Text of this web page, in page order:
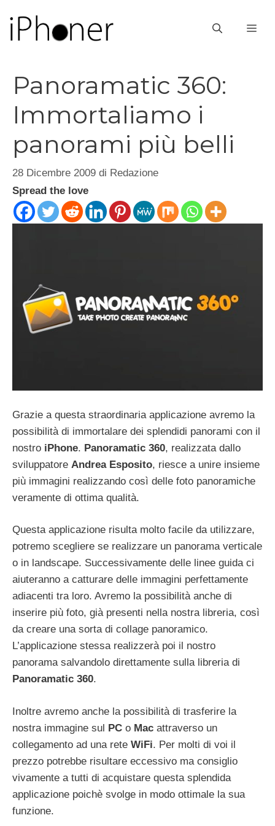
contenuto
Panoramatic 360:
Immortaliamo i
panorami più belli
28 Dicembre 2009 di Redazione
Spread the love
Grazie a questa straordinaria applicazione avremo la
possibilità di immortalare dei splendidi panorami con il
nostro iPhone. Panoramatic 360, realizzata dallo
sviluppatore Andrea Esposito, riesce a unire insieme
più immagini realizzando così delle foto panoramiche
veramente di ottima qualità.
Questa applicazione risulta molto facile da utilizzare,
potremo scegliere se realizzare un panorama verticale
o in landscape. Successivamente delle linee guida ci
aiuteranno a catturare delle immagini perfettamente
adiacenti tra loro. Avremo la possibilità anche di
inserire più foto, già presenti nella nostra libreria, così
da creare una sorta di collage panoramico.
L’applicazione stessa realizzerà poi il nostro
panorama salvandolo direttamente sulla libreria di
Panoramatic 360.
Inoltre avremo anche la possibilità di trasferire la
nostra immagine sul PC o Mac attraverso un
collegamento ad una rete WiFi. Per molti di voi il
prezzo potrebbe risultare eccessivo ma consiglio
vivamente a tutti di acquistare questa splendida
applicazione poichè svolge in modo ottimale la sua
funzione.